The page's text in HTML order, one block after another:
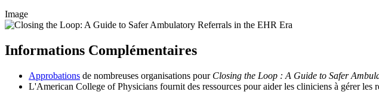
Image
Informations Complémentaires
Approbations de nombreuses organisations pour Closing the Loop : A Guide to Safer
L'American College of Physicians fournit des ressources pour aider les cliniciens à gérer les